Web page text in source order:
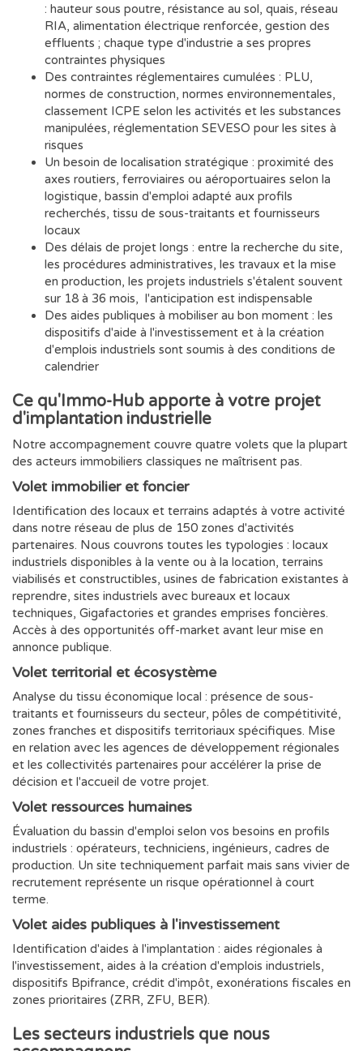
: hauteur sous poutre, résistance au sol, quais, réseau
RIA, alimentation électrique renforcée, gestion des
effluents ; chaque type d'industrie a ses propres
contraintes physiques
Des contraintes réglementaires cumulées : PLU,
normes de construction, normes environnementales,
classement ICPE selon les activités et les substances
manipulées, réglementation SEVESO pour les sites à
risques
Un besoin de localisation stratégique : proximité des
axes routiers, ferroviaires ou aéroportuaires selon la
logistique, bassin d'emploi adapté aux profils
recherchés, tissu de sous-traitants et fournisseurs
locaux
Des délais de projet longs : entre la recherche du site,
les procédures administratives, les travaux et la mise
en production, les projets industriels s'étalent souvent
sur 18 à 36 mois, l'anticipation est indispensable
Des aides publiques à mobiliser au bon moment : les
dispositifs d'aide à l'investissement et à la création
d'emplois industriels sont soumis à des conditions de
calendrier
Ce qu'Immo-Hub apporte à votre projet
d'implantation industrielle
Notre accompagnement couvre quatre volets que la plupart
des acteurs immobiliers classiques ne maîtrisent pas.
Volet immobilier et foncier
Identification des locaux et terrains adaptés à votre activité
dans notre réseau de plus de 150 zones d'activités
partenaires. Nous couvrons toutes les typologies : locaux
industriels disponibles à la vente ou à la location, terrains
viabilisés et constructibles, usines de fabrication existantes à
reprendre, sites industriels avec bureaux et locaux
techniques, Gigafactories et grandes emprises foncières.
Accès à des opportunités off-market avant leur mise en
annonce publique.
Volet territorial et écosystème
Analyse du tissu économique local : présence de sous-
traitants et fournisseurs du secteur, pôles de compétitivité,
zones franches et dispositifs territoriaux spécifiques. Mise
en relation avec les agences de développement régionales
et les collectivités partenaires pour accélérer la prise de
décision et l'accueil de votre projet.
Volet ressources humaines
Évaluation du bassin d'emploi selon vos besoins en profils
industriels : opérateurs, techniciens, ingénieurs, cadres de
production. Un site techniquement parfait mais sans vivier de
recrutement représente un risque opérationnel à court
terme.
Volet aides publiques à l'investissement
Identification d'aides à l'implantation : aides régionales à
l'investissement, aides à la création d'emplois industriels,
dispositifs Bpifrance, crédit d'impôt, exonérations fiscales en
zones prioritaires (ZRR, ZFU, BER).
Les secteurs industriels que nous